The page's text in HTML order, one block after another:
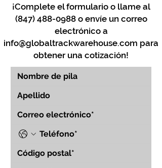
¡Complete el formulario o llame al
(847) 488-0988o envíe un correo
electrónico a
info@globaltrackwarehouse.com para
obtener una cotización!